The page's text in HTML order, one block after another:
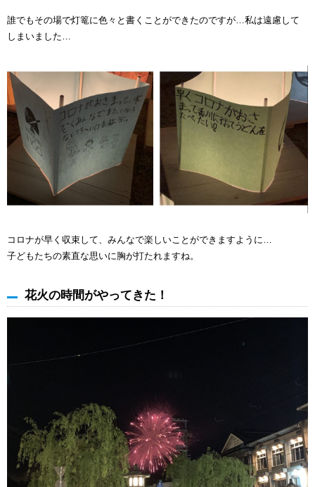
誰でもその場で灯篭に色々と書くことができたのですが…私は遠慮して
しまいました…
コロナが早く収束して、みんなで楽しいことができますように…
子どもたちの素直な思いに胸が打たれますね。
花火の時間がやってきた！